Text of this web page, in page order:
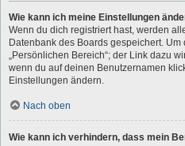
Wie kann ich meine Einstellungen
Wenn du dich registriert hast, werden
Datenbank des Boards gespeichert.
„Persönlichen Bereich“; der Link dazu
wenn du auf deinen Benutzernamen
Einstellungen ändern.
Nach oben
Wie kann ich verhindern, dass mein